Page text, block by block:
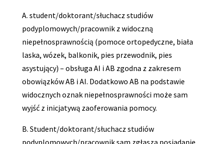
A. student/doktorant/słuchacz studiów
podyplomowych/pracownik z widoczną
niepełnosprawnością (pomoce ortopedyczne, biała
laska, wózek, balkonik, pies przewodnik, pies
asystujący) – obsługa AI i AB zgodna z zakresem
obowiązków AB i AI. Dodatkowo AB na podstawie
widocznych oznak niepełnosprawności może sam
wyjść z inicjatywą zaoferowania pomocy.
B. Student/doktorant/słuchacz studiów